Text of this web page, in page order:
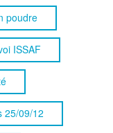
poudre
ISSAF
25/09/12